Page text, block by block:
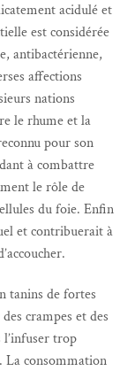
acidulé et
est considérée
antibactérienne,
affections
nations
le rhume et la
pour son
à combattre
le rôle de
du foie. Enfin
et contribuerait à
tanins de fortes
crampes et des
l’infuser trop
La consommation